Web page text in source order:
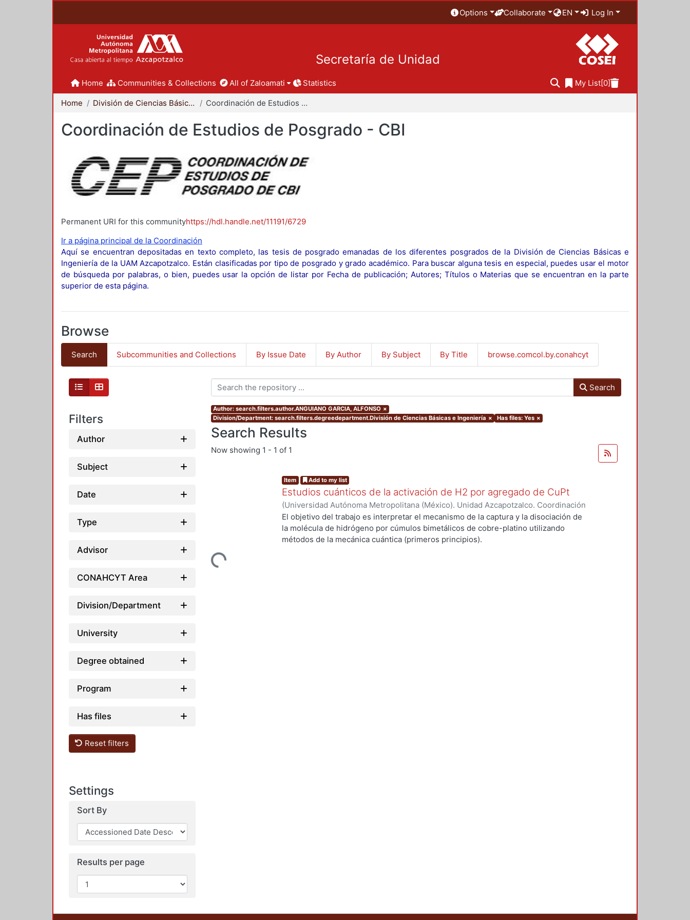
Options Collaborate EN Log In
Secretaría de Unidad
Home Communities & Collections All of Zaloamati Statistics My List[0]
Home División de Ciencias Básicas e Ingeniería Coordinación de Estudios de Posgrado - CBI
Coordinación de Estudios de Posgrado - CBI
Permanent URI for this communityhttps://hdl.handle.net/11191/6729
Ir a página principal de la Coordinación
Aquí se encuentran depositadas en texto completo, las tesis de posgrado emanadas de los diferentes posgrados de la División de Ciencias Básicas e
Ingeniería de la UAM Azcapotzalco. Están clasificadas por tipo de posgrado y grado académico. Para buscar alguna tesis en especial, puedes usar el motor
de búsqueda por palabras, o bien, puedes usar la opción de listar por Fecha de publicación; Autores; Títulos o Materias que se encuentran en la parte
superior de esta página.
Browse
Search Subcommunities and Collections By Issue Date By Author By Subject By Title browse.comcol.by.conahcyt
Filters
Author
Subject
Date
Type
Advisor
CONAHCYT Area
Division/Department
University
Degree obtained
Program
Has files
Reset filters
Settings
Sort By
Results per page
Search
Author: search.filters.author.ANGUIANO GARCIA, ALFONSO ×
Division/Department: search.filters.degreedepartment.División de Ciencias Básicas e Ingeniería × Has files: Yes ×
Search Results
Now showing 1 - 1 of 1
Loading...
Item Add to my list
Estudios cuánticos de la activación de H2 por agregado de CuPt
(Universidad Autónoma Metropolitana (México). Unidad Azcapotzalco. Coordinación
de Servicios de Información.,2004-03 )ANGUIANO GARCIA, ALFONSO
El objetivo del trabajo es interpretar el mecanismo de la captura y la disociación de
la molécula de hidrógeno por cúmulos bimetálicos de cobre-platino utilizando
métodos de la mecánica cuántica (primeros principios).